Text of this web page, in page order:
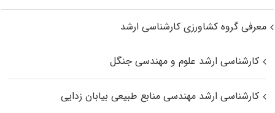
معرفی گروه کشاورزی کارشناسی ارشد
کارشناسی ارشد علوم و مهندسی جنگل
کارشناسی ارشد مهندسی منابع طبیعی بیابان زدایی